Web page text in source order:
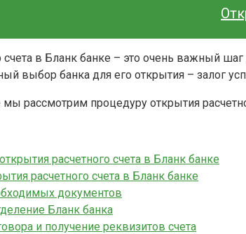
счета в Бланк банке – это очень важный
выбор банка для его открытия – залог
мы рассмотрим процедуру открытия
расчетного счета в Бланк банке
расчетного счета в Бланк банке
документов
Бланк банка
и получение реквизитов счета